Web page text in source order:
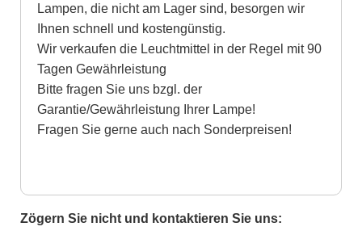
Lampen, die nicht am Lager sind, besorgen wir
Ihnen schnell und kostengünstig.
Wir verkaufen die Leuchtmittel in der Regel mit 90
Tagen Gewährleistung
Bitte fragen Sie uns bzgl. der
Garantie/Gewährleistung Ihrer Lampe!
Fragen Sie gerne auch nach Sonderpreisen!
Zögern Sie nicht und kontaktieren Sie uns: